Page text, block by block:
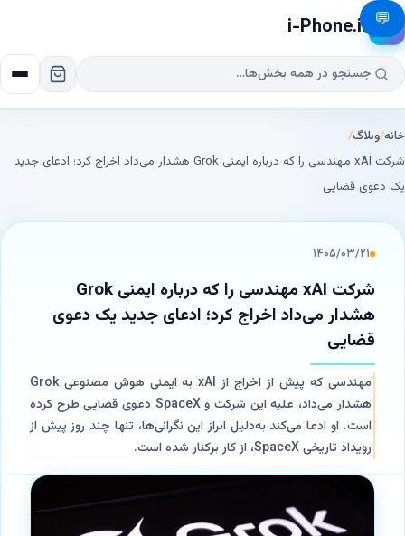
📱
i-Phone.ir
خانه/وبلاگ/
شرکت xAI مهندسی را که درباره ایمنی Grok هشدار می‌داد اخراج کرد؛ ادعای جدید
یک دعوی قضایی
۱۴۰۵/۰۳/۲۱
شرکت xAI مهندسی را که درباره ایمنی Grok
هشدار می‌داد اخراج کرد؛ ادعای جدید یک دعوی
قضایی
مهندسی که پیش از اخراج از xAI به ایمنی هوش مصنوعی Grok
هشدار می‌داد، علیه این شرکت و SpaceX دعوی قضایی طرح کرده
است. او ادعا می‌کند به‌دلیل ابراز این نگرانی‌ها، تنها چند روز پیش از
رویداد تاریخی SpaceX، از کار برکنار شده است.
💬